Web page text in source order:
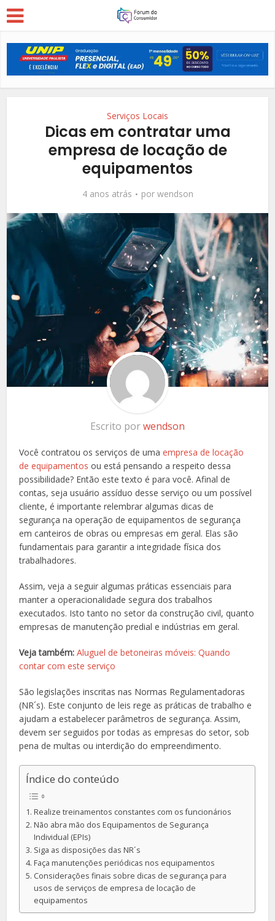
Serviços Locais
Dicas em contratar uma
empresa de locação de
equipamentos
4 anos atrás por wendson
Escrito porwendson
Você contratou os serviços de umaempresa de locação
de equipamentos ou está pensando a respeito dessa
possibilidade? Então este texto é para você. Afinal de
contas, seja usuário assíduo desse serviço ou um possível
cliente, é importante relembrar algumas dicas de
segurança na operação de equipamentos de segurança
em canteiros de obras ou empresas em geral. Elas são
fundamentais para garantir a integridade física dos
trabalhadores.
Assim, veja a seguir algumas práticas essenciais para
manter a operacionalidade segura dos trabalhos
executados. Isto tanto no setor da construção civil, quanto
empresas de manutenção predial e indústrias em geral.
Veja também: Aluguel de betoneiras móveis: Quando
contar com este serviço
São legislações inscritas nas Normas Regulamentadoras
(NR´s). Este conjunto de leis rege as práticas de trabalho e
ajudam a estabelecer parâmetros de segurança. Assim,
devem ser seguidos por todas as empresas do setor, sob
pena de multas ou interdição do empreendimento.
Índice do conteúdo
Realize treinamentos constantes com os funcionários
Não abra mão dos Equipamentos de Segurança
Individual (EPIs)
Siga as disposições das NR´s
Faça manutenções periódicas nos equipamentos
Considerações finais sobre dicas de segurança para
usos de serviços de empresa de locação de
equipamentos